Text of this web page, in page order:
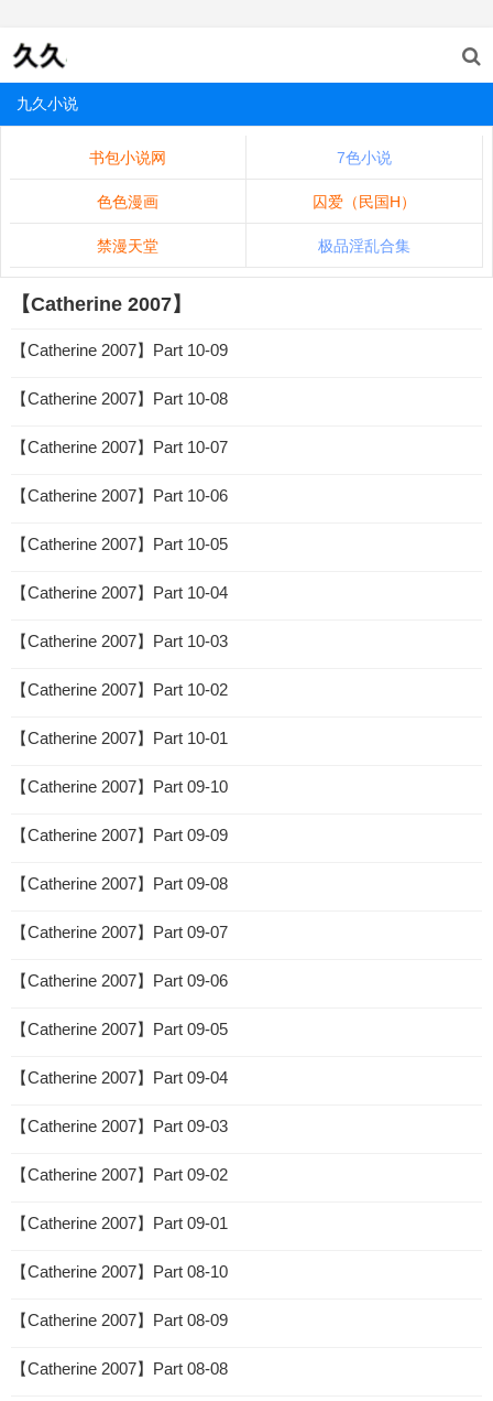
九久小说
书包小说网 7色小说
色色漫画 囚爱（民国H）
禁漫天堂 极品淫乱合集
【Catherine 2007】
【Catherine 2007】Part 10-09
【Catherine 2007】Part 10-08
【Catherine 2007】Part 10-07
【Catherine 2007】Part 10-06
【Catherine 2007】Part 10-05
【Catherine 2007】Part 10-04
【Catherine 2007】Part 10-03
【Catherine 2007】Part 10-02
【Catherine 2007】Part 10-01
【Catherine 2007】Part 09-10
【Catherine 2007】Part 09-09
【Catherine 2007】Part 09-08
【Catherine 2007】Part 09-07
【Catherine 2007】Part 09-06
【Catherine 2007】Part 09-05
【Catherine 2007】Part 09-04
【Catherine 2007】Part 09-03
【Catherine 2007】Part 09-02
【Catherine 2007】Part 09-01
【Catherine 2007】Part 08-10
【Catherine 2007】Part 08-09
【Catherine 2007】Part 08-08